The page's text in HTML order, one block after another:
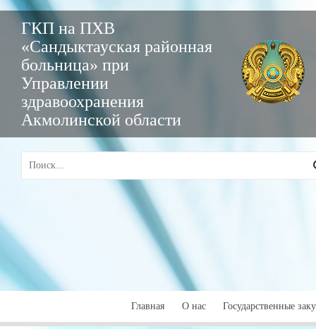
ГКП на ПХВ
«Сандыктауская районная
больница» при
Управлении
здравоохранения
Акмолинской области
Главная О нас Государственные